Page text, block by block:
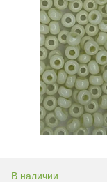
В наличии